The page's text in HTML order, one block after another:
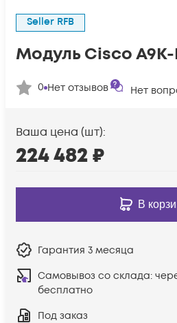
Seller RFB
Модуль Cisco A9K-
0 Нет отзывов Нет
Ваша цена (шт):
224 482₽
В
Гарантия 3 месяца
Самовывоз со склада:
бесплатно
Под заказ